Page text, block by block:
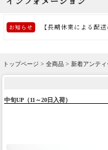
トップページ > 全商品 > 新着アンティ
中旬UP（11～20日入荷）